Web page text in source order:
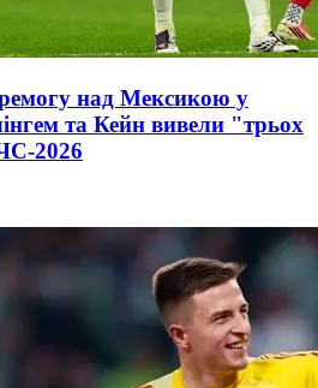
над Мексикою у
та Кейн вивели "трьох
2026